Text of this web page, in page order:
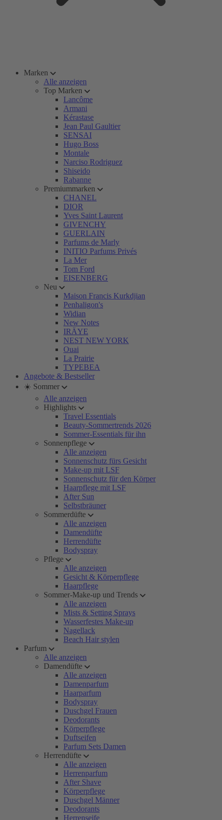
Marken
Alle anzeigen
Top Marken
Lancôme
Armani
Kérastase
Jean Paul Gaultier
SENSAI
Hugo Boss
Montale
Narciso Rodriguez
Shiseido
Rabanne
Premiummarken
CHANEL
DIOR
Yves Saint Laurent
GIVENCHY
GUERLAIN
Parfums de Marly
INITIO Parfums Privés
La Mer
Tom Ford
EISENBERG
Neu
Maison Francis Kurkdjian
Penhaligon's
Widian
New Notes
IRÄYE
NEST NEW YORK
Ouai
La Prairie
TYPEBEA
Angebote & Bestseller
☀️ Sommer
Alle anzeigen
Highlights
Travel Essentials
Beauty-Sommertrends 2026
Sommer-Essentials für ihn
Sonnenpflege
Alle anzeigen
Sonnenschutz fürs Gesicht
Make-up mit LSF
Sonnenschutz für den Körper
Haarpflege mit LSF
After Sun
Selbstbräuner
Sommerdüfte
Alle anzeigen
Damendüfte
Herrendüfte
Bodyspray
Pflege
Alle anzeigen
Gesicht & Körperpflege
Haarpflege
Sommer-Make-up und Trends
Alle anzeigen
Mists & Setting Sprays
Wasserfestes Make-up
Nagellack
Beach Hair stylen
Parfum
Alle anzeigen
Damendüfte
Alle anzeigen
Damenparfum
Haarparfum
Bodyspray
Duschgel Frauen
Deodorants
Körperpflege
Duftseifen
Parfum Sets Damen
Herrendüfte
Alle anzeigen
Herrenparfum
After Shave
Körperpflege
Duschgel Männer
Deodorants
Herrenseife